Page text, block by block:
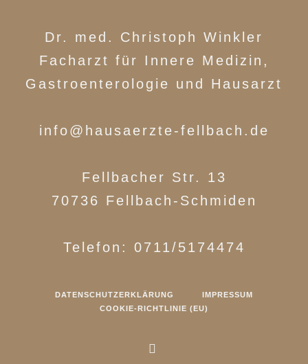
Dr. med. Christoph Winkler
Facharzt für Innere Medizin,
Gastroenterologie und Hausarzt
info@hausaerzte-fellbach.de
Fellbacher Str. 13
70736 Fellbach-Schmiden
Telefon: 0711/5174474
DATENSCHUTZERKLÄRUNG
IMPRESSUM
COOKIE-RICHTLINIE (EU)